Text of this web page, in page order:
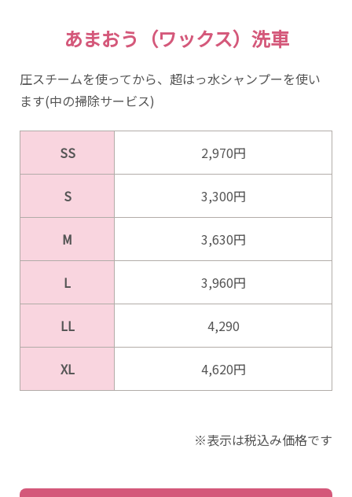
あまおう（ワックス）洗車
圧スチームを使ってから、超はっ水シャンプーを使い
ます(中の掃除サービス)
SS 2,970円
S 3,300円
M 3,630円
L 3,960円
LL 4,290
XL 4,620円
※表示は税込み価格です